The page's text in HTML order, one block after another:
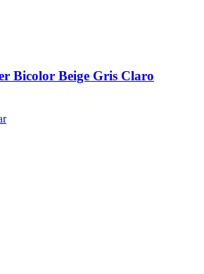
Bicolor Beige Gris Claro